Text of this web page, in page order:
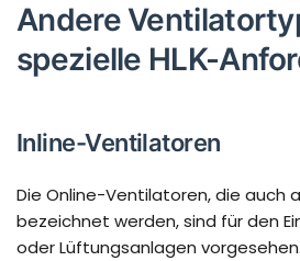
Andere
spezielle HLK-
Inline-Ventilatoren
Die Online-Ventilatoren, die auch
bezeichnet werden, sind für den
oder Lüftungsanlagen